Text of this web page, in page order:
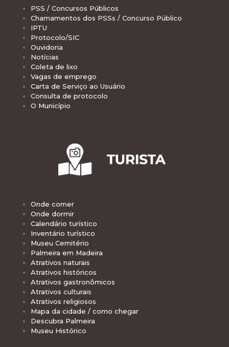
PSS / Concursos Públicos
Chamamentos dos PSSs / Concurso Público
IPTU
Protocolo/SIC
Ouvidoria
Notícias
Coleta de lixo
Vagas de emprego
Carta de Serviço ao Usuário
Consulta de protocolo
O Município
Onde comer
Onde dormir
Calendário turístico
Inventário turístico
Museu Cemitério
Palmeira em Madeira
Atrativos naturais
Atrativos históricos
Atrativos gastronômicos
Atrativos culturais
Atrativos religiosos
Mapa da cidade / como chegar
Descubra Palmeira
Museu Histórico